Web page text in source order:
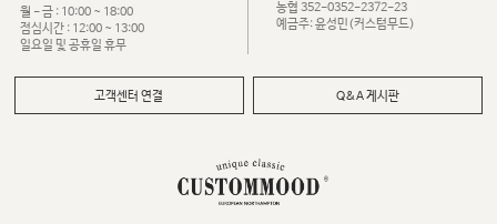
월 - 금 : 10:00 ~ 18:00
점심시간 : 12:00 ~ 13:00
일요일 및 공휴일 휴무
농협 352-0352-2372-23
예금주: 윤성민(커스텀무드)
고객센터 연결 Q&A 게시판